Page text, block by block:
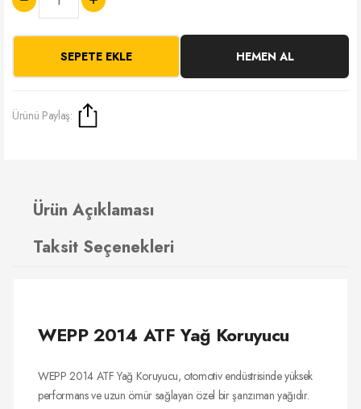
SEPETE EKLE HEMEN AL
Ürünü Paylaş:
Ürün Açıklaması
Taksit Seçenekleri
WEPP 2014 ATF Yağ Koruyucu
WEPP 2014 ATF Yağ Koruyucu, otomotiv endüstrisinde yüksek
performans ve uzun ömür sağlayan özel bir şanzıman yağıdır.